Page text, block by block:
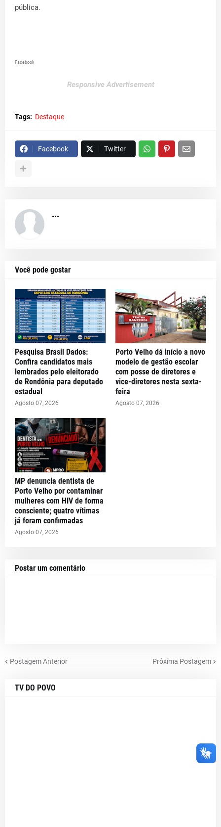
pública.
Facebook
Responsive Advertisement
Tags: Destaque
Facebook Twitter
...
Você pode gostar
Pesquisa Brasil Dados:
Confira candidatos mais
lembrados pelo eleitorado
de Rondônia para deputado
estadual
Agosto 07, 2026
Porto Velho dá início a novo
modelo de gestão escolar
com posse de diretores e
vice-diretores nesta sexta-
feira
Agosto 07, 2026
MP denuncia dentista de
Porto Velho por contaminar
mulheres com HIV de forma
consciente; quatro vítimas
já foram confirmadas
Agosto 07, 2026
Postar um comentário
Postagem Anterior Próxima Postagem
TV DO POVO